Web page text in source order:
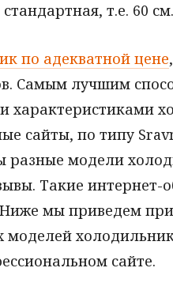
т.е. 60 см.
по адекватной цене
Самым лучшим
характеристиками
сайты, по типу
разные модели
Такие интернет-
мы приведем
сайте.